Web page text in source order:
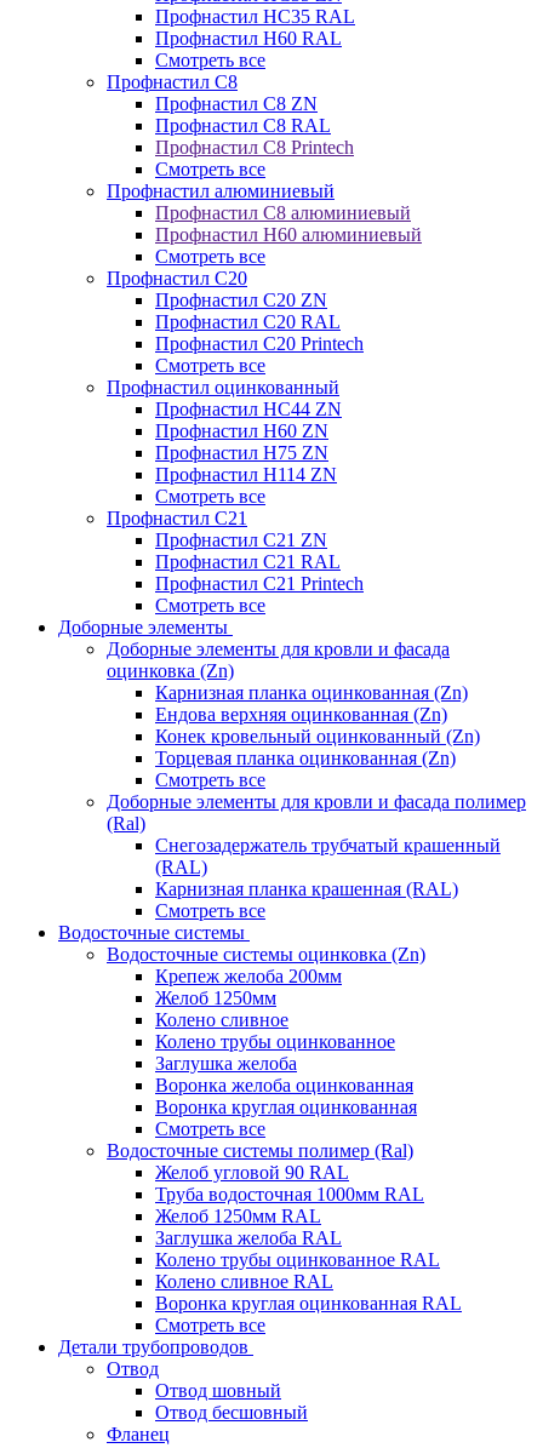
Профнастил НС35 RAL
Профнастил Н60 RAL
Смотреть все
Профнастил C8
Профнастил С8 ZN
Профнастил С8 RAL
Профнастил С8 Printech
Смотреть все
Профнастил алюминиевый
Профнастил С8 алюминиевый
Профнастил Н60 алюминиевый
Смотреть все
Профнастил C20
Профнастил С20 ZN
Профнастил С20 RAL
Профнастил С20 Printech
Смотреть все
Профнастил оцинкованный
Профнастил НС44 ZN
Профнастил Н60 ZN
Профнастил Н75 ZN
Профнастил Н114 ZN
Смотреть все
Профнастил C21
Профнастил С21 ZN
Профнастил С21 RAL
Профнастил С21 Printech
Смотреть все
Доборные элементы
Доборные элементы для кровли и фасада
оцинковка (Zn)
Карнизная планка оцинкованная (Zn)
Ендова верхняя оцинкованная (Zn)
Конек кровельный оцинкованный (Zn)
Торцевая планка оцинкованная (Zn)
Смотреть все
Доборные элементы для кровли и фасада полимер
(Ral)
Снегозадержатель трубчатый крашенный
(RAL)
Карнизная планка крашенная (RAL)
Смотреть все
Водосточные системы
Водосточные системы оцинковка (Zn)
Крепеж желоба 200мм
Желоб 1250мм
Колено сливное
Колено трубы оцинкованное
Заглушка желоба
Воронка желоба оцинкованная
Воронка круглая оцинкованная
Смотреть все
Водосточные системы полимер (Ral)
Желоб угловой 90 RAL
Труба водосточная 1000мм RAL
Желоб 1250мм RAL
Заглушка желоба RAL
Колено трубы оцинкованное RAL
Колено сливное RAL
Воронка круглая оцинкованная RAL
Смотреть все
Детали трубопроводов
Отвод
Отвод шовный
Отвод бесшовный
Фланец